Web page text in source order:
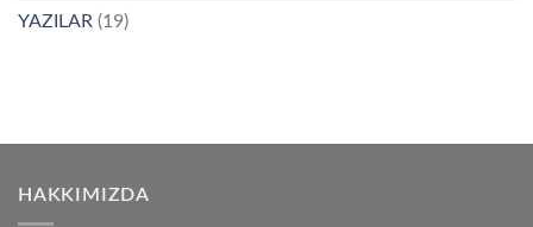
YAZILAR (19)
HAKKIMIZDA